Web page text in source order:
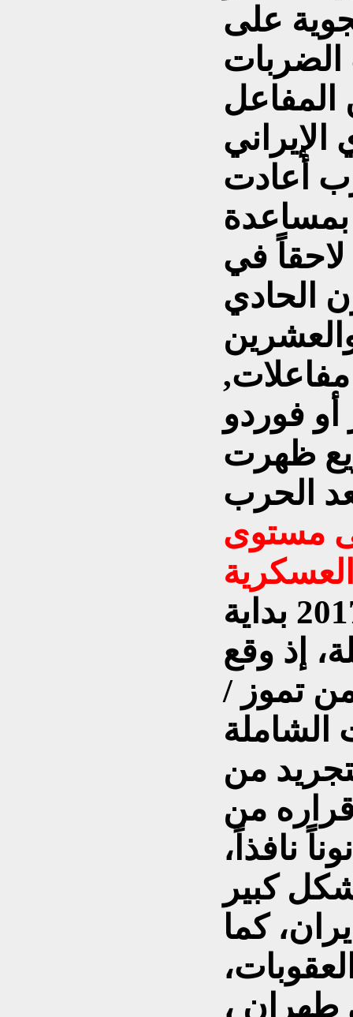
على
المفاعل
أعادت
بمساعدة
في
الحادي
,لم يكن لدى إيران آنذاك مفاعلات
فوردو
ظهرت
مستوى
اعتبارا الفترة 2009-2017 بداية
إذ وقع
تموز /
الشاملة
من
من
نافذاً،
كبير
كما
،